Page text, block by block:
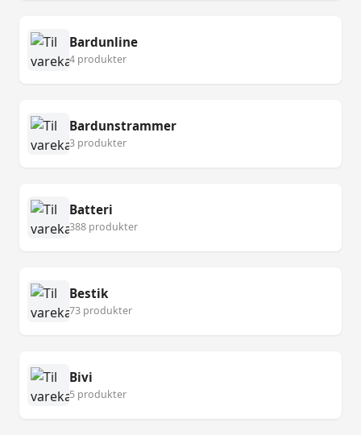
Bardunline
4 produkter
Bardunstrammer
3 produkter
Batteri
388 produkter
Bestik
73 produkter
Bivi
5 produkter